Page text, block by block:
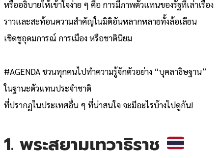
หรืออธิบายให้เข้าใจง่าย ๆ คือ การมีภาพตัวแทนของรัฐที่เล่าเรื่อง
ราวและสะท้อนความสำคัญในมิติอันหลากหลายทั้งล้อเลียน
เชิดชูอุดมการณ์ การเมือง หรือชาตินิยม
#AGENDA ชวนทุกคนไปทำความรู้จักตัวอย่าง “บุคลาธิษฐาน”
ในฐานะตัวแทนประจำชาติ
ที่ปรากฏในประเทศอื่น ๆ ที่น่าสนใจ จะมีอะไรบ้างไปดูกัน!
1. พระสยามเทวาธิราช